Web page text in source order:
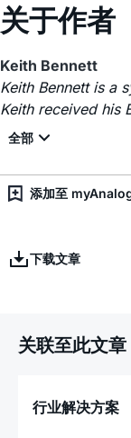
关于作者
Keith Bennett
Keith Bennett is a
Keith received his
添加至
下载文章
关联至此文章
行业解决方案